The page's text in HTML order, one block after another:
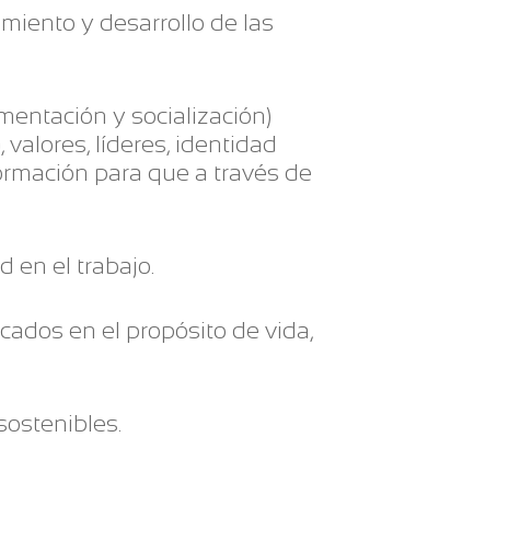
y desarrollo de las
y socialización)
líderes, identidad
para que a través de
en el trabajo.
en el propósito de vida,